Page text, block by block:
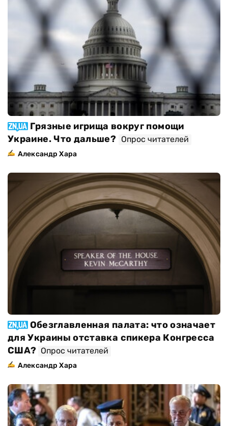
Грязные игрища вокруг помощи
Украине. Что дальше? Опрос читателей
Александр Хара
Обезглавленная палата: что означает
для Украины отставка спикера Конгресса
США? Опрос читателей
Александр Хара